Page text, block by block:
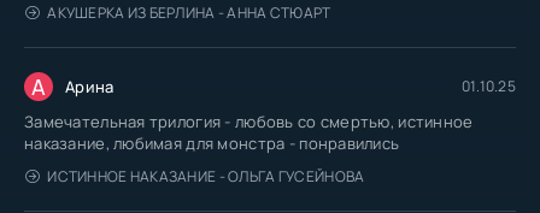
АКУШЕРКА ИЗ БЕРЛИНА - АННА СТЮАРТ
А Арина 01.10.25
Замечательная трилогия - любовь со смертью, истинное
наказание, любимая для монстра - понравились
ИСТИННОЕ НАКАЗАНИЕ - ОЛЬГА ГУСЕЙНОВА